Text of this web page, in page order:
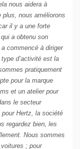
nous aidera à
nous améliorons
il y a une forte
a obtenu son
commencé à diriger
d’activité est la
pratiquement
pour la marque
et un atelier pour
le secteur
Hertz, la société
regardez bien, les
Nous sommes
; pour